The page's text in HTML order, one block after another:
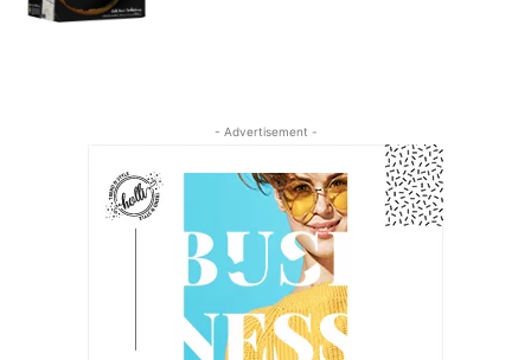
- Advertisement -